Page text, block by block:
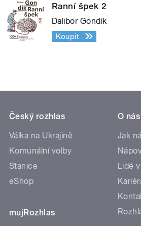
Ranní špek 2
Dalibor Gondík
Koupit
Český rozhlas
Válka na Ukrajině
Komunální volby
Stanice
eShop
mujRozhlas
O nás
Jak
Lidé